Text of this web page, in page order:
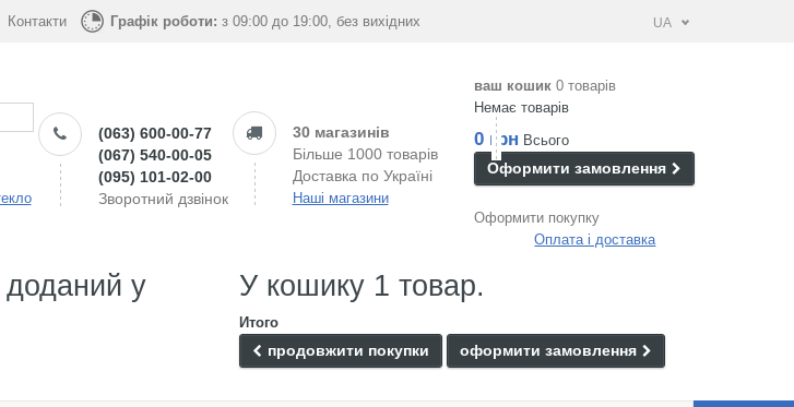
Контакти Графік роботи: з 09:00 до 19:00, без вихідних UA
(063) 600-00-77
(067) 540-00-05
(095) 101-02-00
Зворотний дзвінок
30 магазинів
Більше 1000 товарів
Доставка по Україні
Наші магазини
ваш кошик 0 товарів
Немає товарів
0 грн Всього
Оформити замовлення
Оформити покупку
Оплата і доставка
у
У кошику 1 товар.
Итого
продовжити покупки оформити замовлення